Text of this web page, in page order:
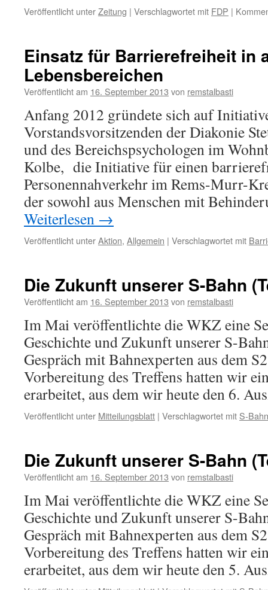
Veröffentlicht unterZeitung | Verschlagwortet mit FDP |
Einsatz für Barrierefreiheit in
Lebensbereichen
Veröffentlicht am 16. September 2013 von remstalbasti
Anfang 2012 gründete sich auf
Vorstandsvorsitzenden der Diakonie
und des Bereichspsychologen im
Kolbe, die Initiative für einen
Personennahverkehr im Rems-Murr-
der sowohl aus Menschen mit
Weiterlesen →
Veröffentlicht unterAktion, Allgemein | Verschlagwortet mit
Die Zukunft unserer S-Bahn
Veröffentlicht am 16. September 2013 von remstalbasti
Im Mai veröffentlichte die WKZ eine
Geschichte und Zukunft unserer S-
Gespräch mit Bahnexperten aus dem
Vorbereitung des Treffens hatten wir
erarbeitet, aus dem wir heute den 6.
Veröffentlicht unter Mitteilungsblatt | Verschlagwortet mit S-Bahn
Die Zukunft unserer S-Bahn
Veröffentlicht am 16. September 2013 von remstalbasti
Im Mai veröffentlichte die WKZ eine
Geschichte und Zukunft unserer S-
Gespräch mit Bahnexperten aus dem
Vorbereitung des Treffens hatten wir
erarbeitet, aus dem wir heute den 5.